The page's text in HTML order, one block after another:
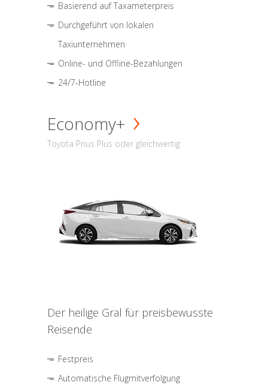
Basierend auf Taxameterpreis
Durchgeführt von lokalen
Taxiunternehmen
Online- und Offline-Bezahlungen
24/7-Hotline
Economy+
Toyota Prius Plus oder gleichwertig
Der heilige Gral für preisbewusste
Reisende
Festpreis
Automatische Flugmitverfolgung